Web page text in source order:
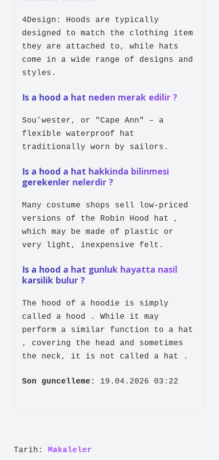
4Design: Hoods are typically
designed to match the clothing item
they are attached to, while hats
come in a wide range of designs and
styles.
Is a hood a hat neden merak edilir ?
Sou’wester, or "Cape Ann" – a
flexible waterproof hat
traditionally worn by sailors.
Is a hood a hat hakkinda bilinmesi
gerekenler nelerdir ?
Many costume shops sell low-priced
versions of the Robin Hood hat ,
which may be made of plastic or
very light, inexpensive felt.
Is a hood a hat gunluk hayatta nasil
karsilik bulur ?
The hood of a hoodie is simply
called a hood . While it may
perform a similar function to a hat
, covering the head and sometimes
the neck, it is not called a hat .
Son guncelleme: 19.04.2026 03:22
Tarih: Makaleler